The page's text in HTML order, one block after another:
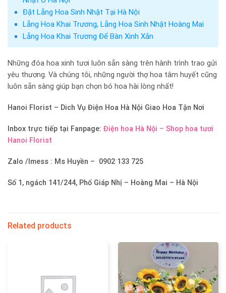
Đặt Lẵng Hoa Sinh Nhật Tại Hà Nội
Lẵng Hoa Khai Trương, Lẵng Hoa Sinh Nhật Hoàng Mai
Lẵng Hoa Khai Trương Để Bàn Xinh Xắn
Những đóa hoa xinh tươi luôn sẵn sàng trên hành trình trao gửi
yêu thương. Và chúng tôi, những người thợ hoa tâm huyết cũng
luôn sẵn sàng giúp bạn chọn bó hoa hài lòng nhất!
Hanoi Florist – Dich Vụ Điện Hoa Hà Nội Giao Hoa Tận Nơi
Inbox trực tiếp tại Fanpage: Điện hoa Hà Nội – Shop hoa tươi
Hanoi Florist
Zalo /Imess : Ms Huyền – 0902 133 725
Số 1, ngách 141/244, Phố Giáp Nhị – Hoàng Mai – Hà Nội
Related products